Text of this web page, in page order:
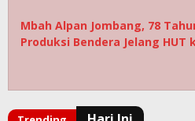
Mbah Alpan Jombang, 78
Produksi Bendera Jelang HUT